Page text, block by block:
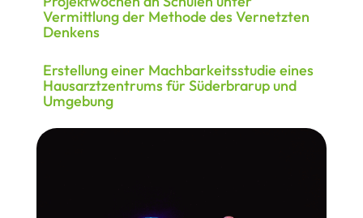
Vermittlung der Methode des Vernetzten
Denkens
Erstellung einer Machbarkeitsstudie eines
Hausarztzentrums für Süderbrarup und
Umgebung